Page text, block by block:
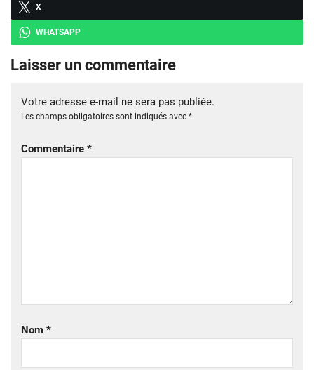
X
WHATSAPP
Laisser un commentaire
Votre adresse e-mail ne sera pas publiée.
Les champs obligatoires sont indiqués avec *
Commentaire *
Nom *